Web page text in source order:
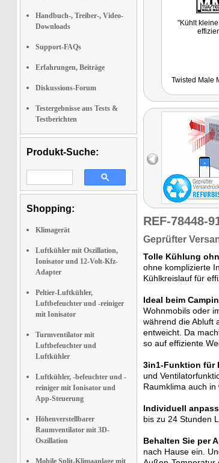
Handbuch-, Treiber-, Video-
Downloads
Support-FAQs
Erfahrungen, Beiträge
Diskussions-Forum
Testergebnisse aus Tests &
Testberichten
Produkt-Suche:
Shopping:
Klimagerät
Luftkühler mit Oszillation,
Ionisator und 12-Volt-Kfz-
Adapter
Peltier-Luftkühler,
Luftbefeuchter und -reiniger
mit Ionisator
Turmventilator mit
Luftbefeuchter und
Luftkühler
Luftkühler, -befeuchter und -
reiniger mit Ionisator und
App-Steuerung
Höhenverstellbarer
Raumventilator mit 3D-
Oszillation
Mobile Split-Klimaanlage mit
"Kühlt
Twisted Male
REF-78448-
Geprüfter
Tolle Kühlung
ohne komplizierte
Kühlkreislauf für
Ideal beim
Wohnmobils oder
während die Abluft
entweicht. Da
so auf effiziente
3in1-Funktion für
und
Raumklima auch
Individuell
bis zu 24 Stunden
Behalten Sie per
nach Hause ein.